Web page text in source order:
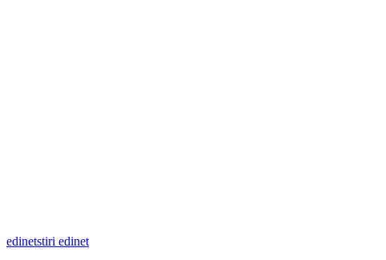
edinetstiri edinet